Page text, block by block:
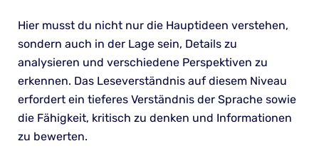
Hier musst du nicht nur die Hauptideen verstehen,
sondern auch in der Lage sein, Details zu
analysieren und verschiedene Perspektiven zu
erkennen. Das Leseverständnis auf diesem Niveau
erfordert ein tieferes Verständnis der Sprache sowie
die Fähigkeit, kritisch zu denken und Informationen
zu bewerten.